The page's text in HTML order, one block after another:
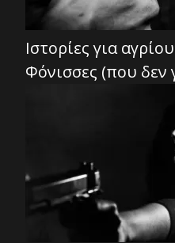
Ιστορίες για
Φόνισσες (που δεν